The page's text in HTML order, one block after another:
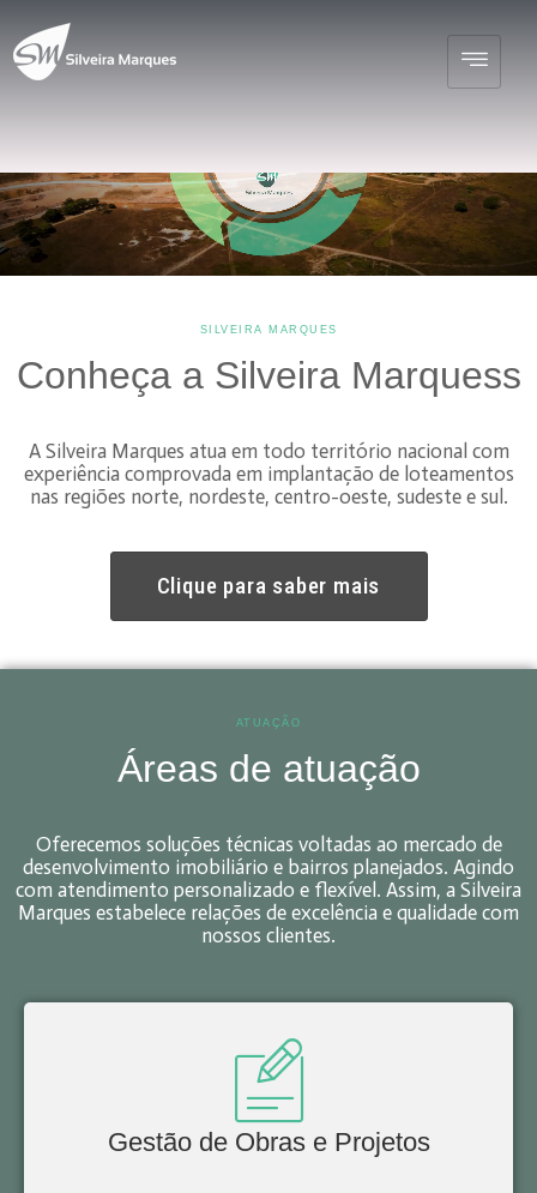
SILVEIRA MARQUES
Conheça a Silveira Marquess
A Silveira Marques atua em todo território nacional com
experiência comprovada em implantação de loteamentos
nas regiões norte, nordeste, centro-oeste, sudeste e sul.
Clique para saber mais
ATUAÇÃO
Áreas de atuação
Oferecemos soluções técnicas voltadas ao mercado de
desenvolvimento imobiliário e bairros planejados. Agindo
com atendimento personalizado e flexível. Assim, a Silveira
Marques estabelece relações de excelência e qualidade com
nossos clientes.
Gestão de Obras e Projetos